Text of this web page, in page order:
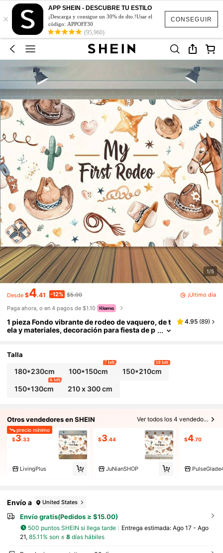
CONSEGUIR
×
APP SHEIN - DESCUBRE TU ESTILO
¡Descarga y consigue un 30% de dto.!Usar el
código: APPOFF30
(95,960)
1/5
Desde $4.41 -12% $5.00
¡Último día
Paga ahora, o en 4 pagos de $1.10
1 pieza Fondo vibrante de rodeo de vaquero, de t
ela y materiales, decoración para fiesta de p
n, multiusos para jardín, habitación, ducha, cum
pleaños, despedida de soltera, boda y talla gran
de celebraciones, Navidad
4.95 (89)
Talla
180*230cm 100*150cm
7 left
150*210cm
10 left
150*130cm
6 left
210 x 300 cm
Otros vendedores en SHEIN Ver todos los 4 vendedores
precio mínimo
$3.33
LivingPlus
$3.44
JuNianSHOP
$4.70
Envío a United States
Envío gratis(Pedidos ≥ $15.00)
500 puntos SHEIN si llega tarde Entrega estimada: Ago 17 - Ago
21, 85.11% son ≤ 8días hábiles